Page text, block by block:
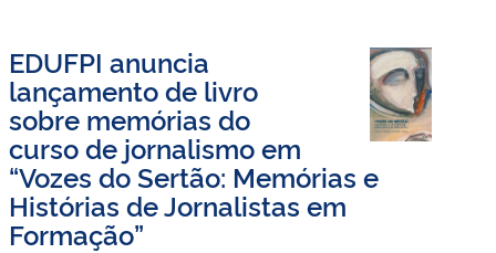
EDUFPI anuncia
lançamento de livro
sobre memórias do
curso de jornalismo em
“Vozes do Sertão: Memórias e
Histórias de Jornalistas em
Formação”